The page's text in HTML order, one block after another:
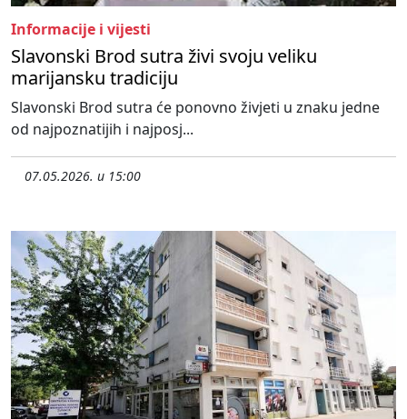
Informacije i vijesti
Slavonski Brod sutra živi svoju veliku
marijansku tradiciju
Slavonski Brod sutra će ponovno živjeti u znaku jedne
od najpoznatijih i najposj...
07.05.2026. u 15:00